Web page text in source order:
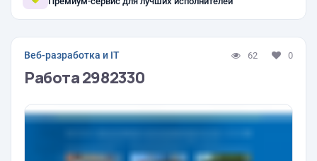
Веб-разработка и IT 62 0
Работа 2982330